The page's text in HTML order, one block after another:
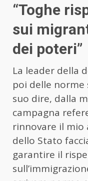
“Toghe
sui
dei poteri”
La leader della
poi delle
suo dire, dalla
campagna
rinnovare il
dello Stato
garantire il